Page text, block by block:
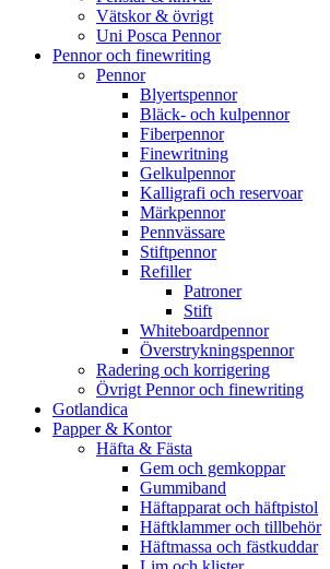
Vätskor & övrigt
Uni Posca Pennor
Pennor och finewriting
Pennor
Blyertspennor
Bläck- och kulpennor
Fiberpennor
Finewritning
Gelkulpennor
Kalligrafi och reservoar
Märkpennor
Pennvässare
Stiftpennor
Refiller
Patroner
Stift
Whiteboardpennor
Överstrykningspennor
Radering och korrigering
Övrigt Pennor och finewriting
Gotlandica
Papper & Kontor
Häfta & Fästa
Gem och gemkoppar
Gummiband
Häftapparat och häftpistol
Häftklammer och tillbehör
Häftmassa och fästkuddar